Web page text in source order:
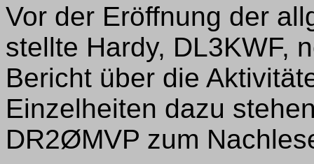
Vor der Eröffnung der
stellte Hardy, DL3KWF,
Bericht über die
Einzelheiten dazu
DR2ØMVP zum